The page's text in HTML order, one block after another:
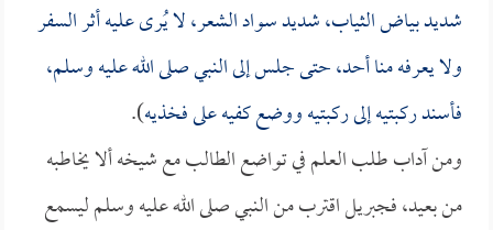
شديد بياض الثياب، شديد سواد الشعر، لا يُرى عليه أثر السفر
ولا يعرفه منا أحد، حتى جلس إلى النبي صلى الله عليه وسلم،
فأسند ركبتيه إلى ركبتيه ووضع كفيه على فخذيه).
ومن آداب طلب العلم في تواضع الطالب مع شيخه ألا يخاطبه
من بعيد، فجبريل اقترب من النبي صلى الله عليه وسلم ليسمع